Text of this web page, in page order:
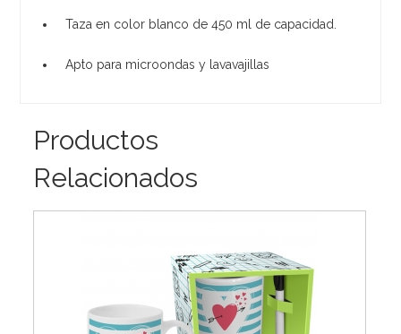
Taza en color blanco de 450 ml de capacidad.
Apto para microondas y lavavajillas
Productos
Relacionados